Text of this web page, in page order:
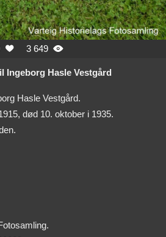
 3 649 
Ingeborg Hasle Vestgård
Hasle Vestgård.
død 10. oktober i 1935.